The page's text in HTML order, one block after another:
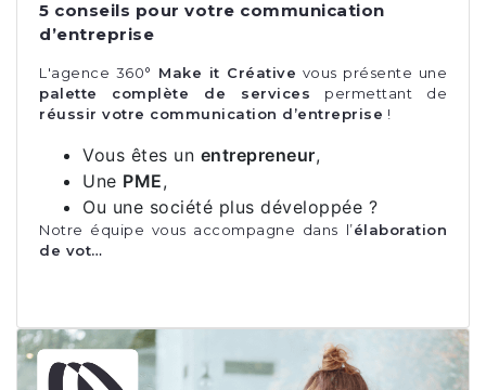
5 conseils pour votre communication
d’entreprise
L'agence 360° Make it Créative vous présente une
palette complète de services permettant de
réussir votre communication d’entreprise !
Vous êtes un entrepreneur,
Une PME,
Ou une société plus développée ?
Notre équipe vous accompagne dans l’élaboration
de vot…